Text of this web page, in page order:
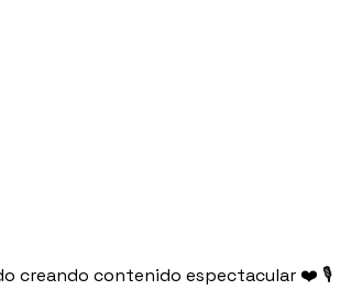
creando contenido espectacular ❤️ 🎙️